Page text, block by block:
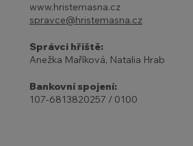
www.hristemasna.cz
spravce@hristemasna.cz
Správci hřiště:
Anežka Maříková, Natalia Hrab
Bankovní spojení:
107-6813820257 / 0100